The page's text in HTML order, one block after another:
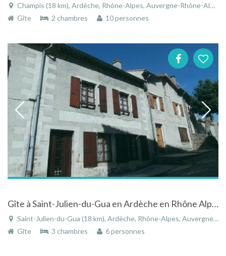
Champis (18 km), Ardèche, Rhône-Alpes, Auvergne-Rhône-Alpes, France
Gîte
2 chambres 10 personnes
Gîte à Saint-Julien-du-Gua en Ardèche en Rhône Alpes avec vue sur la vallée de l'Auzène
Saint-Julien-du-Gua (18 km), Ardèche, Rhône-Alpes, Auvergne-Rhône-Alpes, France
Gîte
3 chambres 6 personnes